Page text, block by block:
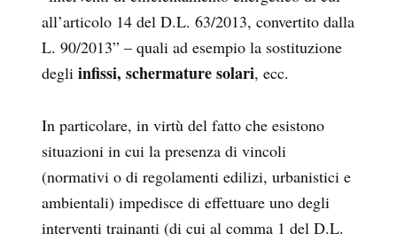
all’articolo 14 del D.L. 63/2013, convertito dalla
L. 90/2013” – quali ad esempio la sostituzione
degli infissi, schermature solari, ecc.
In particolare, in virtù del fatto che esistono
situazioni in cui la presenza di vincoli
(normativi o di regolamenti edilizi, urbanistici e
ambientali) impedisce di effettuare uno degli
interventi trainanti (di cui al comma 1 del D.L.